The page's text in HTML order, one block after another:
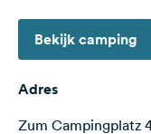
Volg
ons
social
Bekijk camping
Adres
Zum Campingplatz